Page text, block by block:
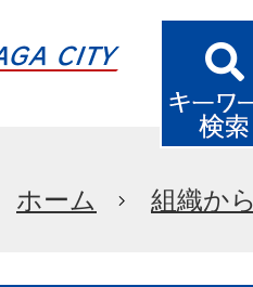
ホーム 組織か